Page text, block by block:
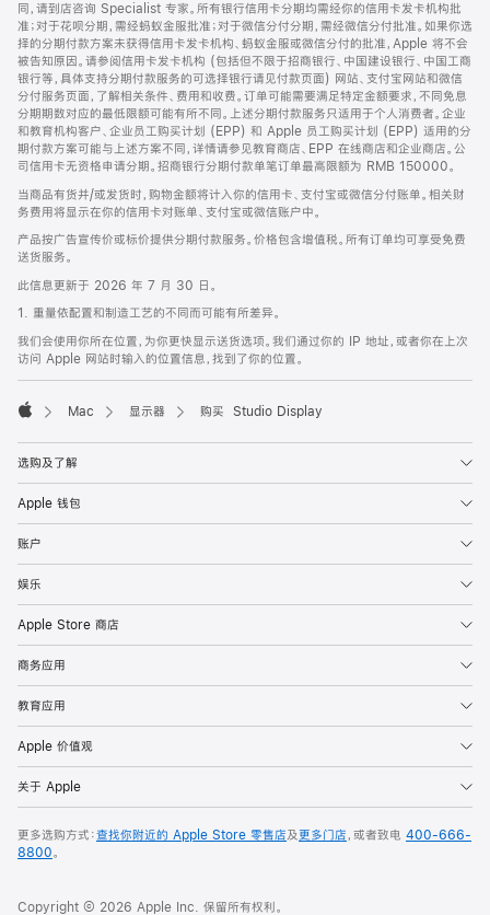
同，请到店咨询 Specialist 专家。所有银行信用卡分期均需经你的信用卡发卡机构批
准；对于花呗分期，需经蚂蚁金服批准；对于微信分付分期，需经微信分付批准。如果你选
择的分期付款方案未获得信用卡发卡机构、蚂蚁金服或微信分付的批准，Apple 将不会
被告知原因。请参阅信用卡发卡机构 (包括但不限于招商银行、中国建设银行、中国工商
银行等，具体支持分期付款服务的可选择银行请见付款页面) 网站、支付宝网站和微信
分付服务页面，了解相关条件、费用和收费。订单可能需要满足特定金额要求，不同免息
分期期数对应的最低限额可能有所不同。上述分期付款服务只适用于个人消费者。企业
和教育机构客户、企业员工购买计划 (EPP) 和 Apple 员工购买计划 (EPP) 适用的分
期付款方案可能与上述方案不同，详情请参见教育商店、EPP 在线商店和企业商店。公
司信用卡无资格申请分期。招商银行分期付款单笔订单最高限额为 RMB 150000。
当商品有货并/或发货时，购物金额将计入你的信用卡、支付宝或微信分付账单。相关财
务费用将显示在你的信用卡对账单、支付宝或微信账户中。
产品按广告宣传价或标价提供分期付款服务。价格包含增值税。所有订单均可享受免费
送货服务。
此信息更新于 2026 年 7 月 30 日。
1. 重量依配置和制造工艺的不同而可能有所差异。
我们会使用你所在位置，为你更快显示送货选项。我们通过你的 IP 地址，或者你在上次
访问 Apple 网站时输入的位置信息，找到了你的位置。
Mac 显示器 购买 Studio Display
选购及了解
Apple 钱包
账户
娱乐
Apple Store 商店
商务应用
教育应用
Apple 价值观
关于 Apple
更多选购方式：查找你附近的 Apple Store 零售店及更多门店，或者致电 400-666-
8800。
Copyright © 2026 Apple Inc. 保留所有权利。